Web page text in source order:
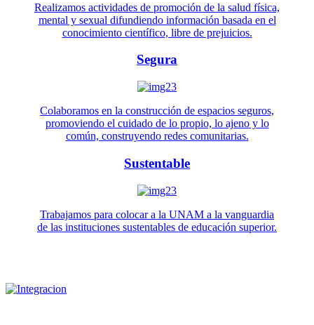
Realizamos actividades de promoción de la salud física,
mental y sexual difundiendo información basada en el
conocimiento científico, libre de prejuicios.
Segura
Colaboramos en la construcción de espacios seguros,
promoviendo el cuidado de lo propio, lo ajeno y lo
común, construyendo redes comunitarias.
Sustentable
Trabajamos para colocar a la UNAM a la vanguardia
de las instituciones sustentables de educación superior.